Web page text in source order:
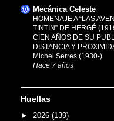
Mecánica Celeste
HOMENAJE A “LAS
TINTIN” DE HERGÉ
CIEN AÑOS DE SU
DISTANCIA Y
Michel Serres (1930-)
Hace 7 años
Huellas
► 2026 (139)